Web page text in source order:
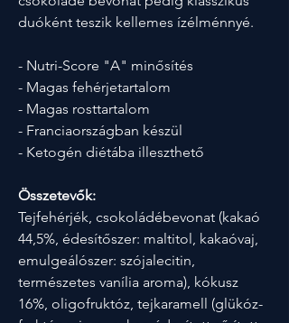
duóként teszik kellemes ízélménnyé.
- Nutri-Score "A" minősítés
- Magas fehérjetartalom
- Magas rosttartalom
- Franciaországban készül
- Ketogén diétába illeszthető
Összetevők:
Tejfehérjék, csokoládébevonat (kakaó
44,5%, édesítőszer: maltitol, kakaóvaj,
emulgeálószer: szójalecitin,
természetes vanília aroma), kókusz
16%, oligofruktóz, tejkaramell (glükóz-